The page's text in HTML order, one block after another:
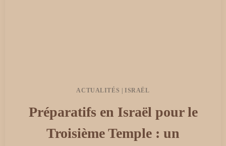
ACTUALITÉS |ISRAËL
Préparatifs en Israël pour le
Troisième Temple : un